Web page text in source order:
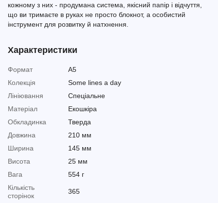
кожному з них - продумана система, якісний папір і відчуття,
що ви тримаєте в руках не просто блокнот, а особистий
інструмент для розвитку й натхнення.
Характеристики
Формат
A5
Колекція
Some lines a day
Лініювання
Спеціальне
Матеріал
Екошкіра
Обкладинка
Тверда
Довжина
210 мм
Ширина
145 мм
Висота
25 мм
Вага
554 г
Кількість
сторінок
365